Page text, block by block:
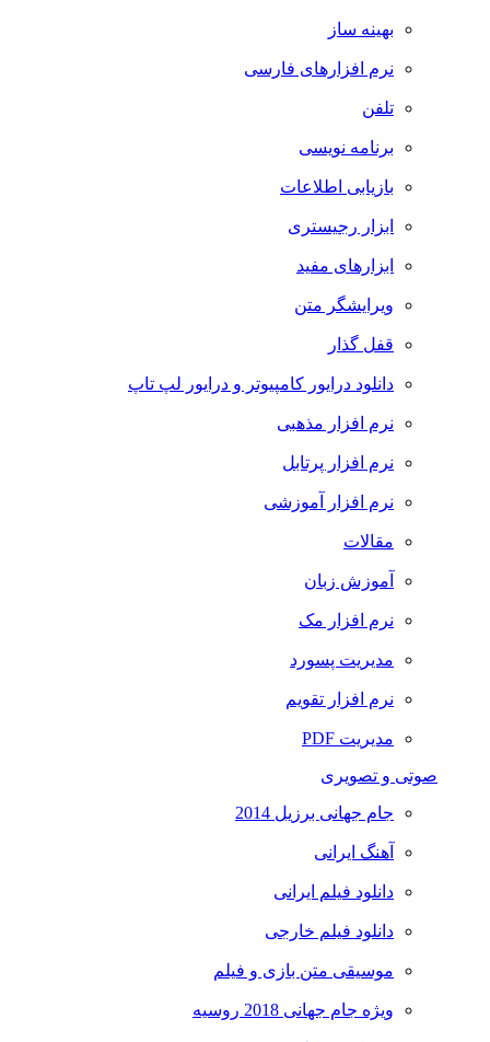
بهینه ساز
نرم افزارهای فارسی
تلفن
برنامه نویسی
بازیابی اطلاعات
ابزار رجیستری
ابزارهای مفید
ویرایشگر متن
قفل گذار
دانلود درایور کامپیوتر و درایور لپ تاپ
نرم افزار مذهبی
نرم افزار پرتابل
نرم افزار آموزشی
مقالات
آموزش زبان
نرم افزار مک
مدیریت پسورد
نرم افزار تقویم
مدیریت PDF
صوتی و تصویری
جام جهانی برزیل 2014
آهنگ ایرانی
دانلود فیلم ایرانی
دانلود فیلم خارجی
موسیقی متن بازی و فیلم
ویژه جام جهانی 2018 روسیه